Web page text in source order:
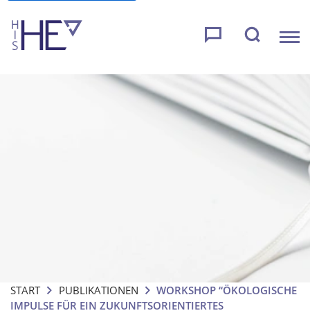
START PUBLIKATIONEN
WORKSHOP “ÖKOLOGISCHE
IMPULSE FÜR EIN ZUKUNFTSORIENTIERTES